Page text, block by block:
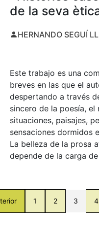
de la seva
HERNANDO SEGUÍ
Este trabajo es una
breves en las que el
despertando a través
sincero de la poesía,
situaciones, paisajes,
sensaciones dormidos
La belleza de la prosa
depende de la carga
1 2 3 4